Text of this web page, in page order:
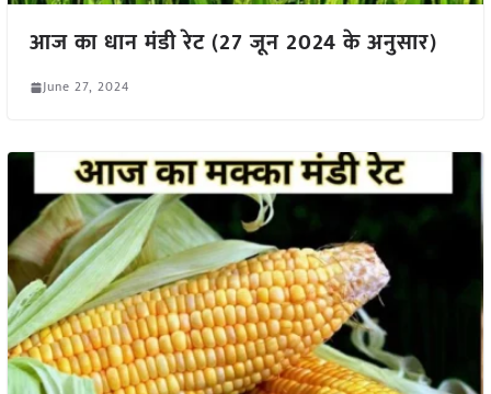
आज का धान मंडी रेट (27 जून 2024 के अनुसार)
June 27, 2024